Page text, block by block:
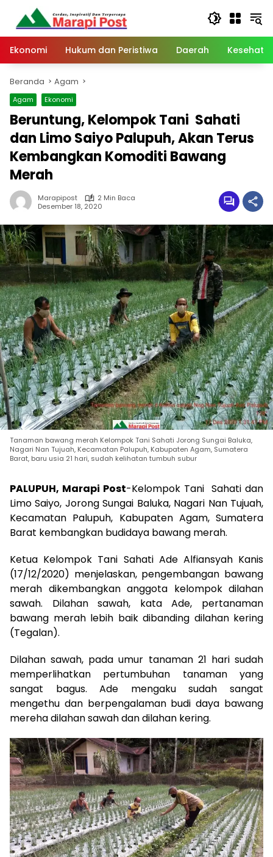
Langsung
konten
Ekonomi
Hukum dan Peristiwa Daerah
Beranda Agam
Agam Ekonomi
Beruntung, Kelompok Tani Sahati
dan Limo Saiyo Palupuh, Akan Terus
Kembangkan Komoditi Bawang
Merah
Marapipost
2 Min Baca
Desember 18, 2020
Tanaman bawang merah Kelompok Tani Sahati Jorong Sungai Baluka,
Nagari Nan Tujuah, Kecamatan Palupuh, Kabupaten Agam, Sumatera
Barat, baru usia 21 hari, sudah kelihatan tumbuh subur
PALUPUH, Marapi Post-Kelompok Tani Sahati dan
Limo Saiyo, Jorong Sungai Baluka, Nagari Nan Tujuah,
Kecamatan Palupuh, Kabupaten Agam, Sumatera
Barat kembangkan budidaya bawang merah.
Ketua Kelompok Tani Sahati Ade Alfiansyah Kanis
(17/12/2020) menjelaskan, pengembangan bawang
merah dikembangkan anggota kelompok dilahan
sawah. Dilahan sawah, kata Ade, pertanaman
bawang merah lebih baik dibanding dilahan kering
(Tegalan).
Dilahan sawah, pada umur tanaman 21 hari sudah
memperlihatkan pertumbuhan tanaman yang
sangat bagus. Ade mengaku sudah sangat
mengethu dan berpengalaman budi daya bawang
mereha dilahan sawah dan dilahan kering.